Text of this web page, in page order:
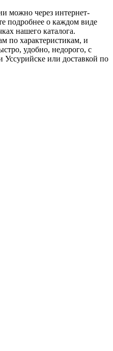
можно через интернет-
подробнее о каждом виде
нашего каталога.
по характеристикам, и
удобно, недорого, с
Уссурийске или доставкой по